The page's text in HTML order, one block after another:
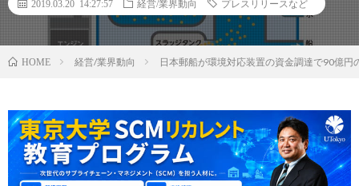
2019.03.20 14:27:57 経営/業界動向 プレスリリースなど
HOME 経営/業界動向 日本郵船が環境対応装置の資金調達で90億円